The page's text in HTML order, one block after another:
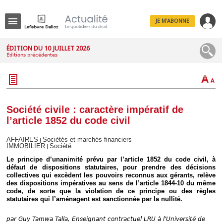
JE M'ABONNE
ÉDITION DU 10 JUILLET 2026
Éditions précédentes
Société civile : caractère impératif de
l’article 1852 du code civil
AFFAIRES
Sociétés et marchés financiers
IMMOBILIER Société
Le principe d’unanimité prévu par l’article 1852 du code civil, à
défaut de dispositions statutaires, pour prendre des décisions
collectives qui excèdent les pouvoirs reconnus aux gérants, relève
des dispositions impératives au sens de l’article 1844-10 du même
code, de sorte que la violation de ce principe ou des règles
statutaires qui l’aménagent est sanctionnée par la nullité.
par Guy Tamwa Talla, Enseignant contractuel LRU à l'Université de